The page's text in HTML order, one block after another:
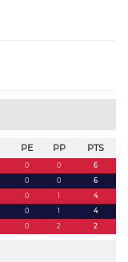
PE PP PTS
0 0
6
0 0
6
0 1
4
0 1
4
0 2 2